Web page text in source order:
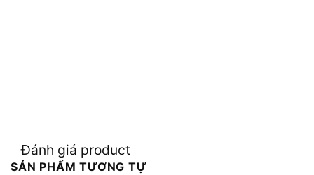
Đánh giá product
SẢN PHẨM TƯƠNG TỰ